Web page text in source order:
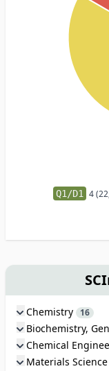
Q1/D1 4
Chemistry 16
Biochemistry,
Chemical
Materials Science